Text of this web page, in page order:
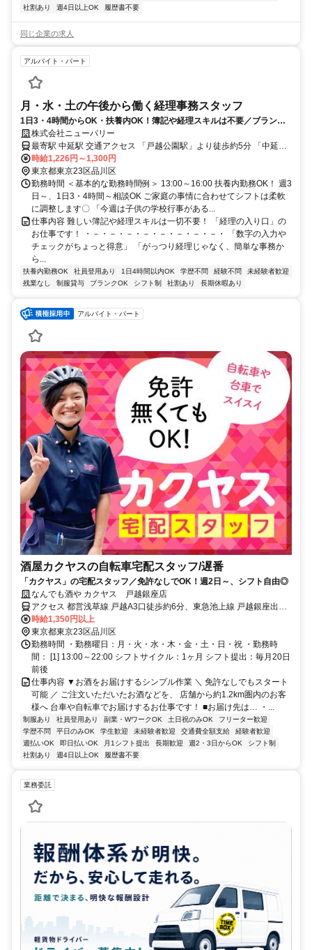
社割あり 週4日以上OK 履歴書不要
同じ企業の求人
アルバイト・パート
月・水・土の午後から働く経理事務スタッフ
1日3・4時間からOK・扶養内OK！簿記や経理スキルは不要／ブランク
がある方も丁寧な引き継ぎで安心スタート！
株式会社ニューパリー
最寄駅 中延駅 交通アクセス 「戸越公園駅」より徒歩約5分 「中延
駅」より徒歩約7分 「荏原中延駅」より徒歩約10分
時給1,226円～1,300円
東京都東京23区品川区
勤務時間 ＜基本的な勤務時間例＞ 13:00～16:00 扶養内勤務OK！ 週3
日～、1日3・4時間～相談OK ご家庭の事情に合わせてシフトは柔軟
に調整します〇 「今週は子供の学校行事がある...
仕事内容 難しい簿記や経理スキルは一切不要！ 「経理の入り口」の
お仕事です！ ・－・－・－・－・－・－・－・－・ 「数字の入力や
チェックがちょっと得意」 「がっつり経理じゃなく、簡単な事務か
ら...
扶養内勤務OK 社員登用あり 1日4時間以内OK 学歴不問 経験不問
未経験者歓迎
残業なし
制服貸与 ブランクOK シフト制 社割あり 長期休暇あり
アルバイト・パート
酒屋カクヤスの自転車宅配スタッフ/遅番
「カクヤス」の宅配スタッフ／免許なしでOK！週2日～、シフト自由◎
なんでも酒や カクヤス 戸越銀座店
アクセス 都営浅草線 戸越A3口徒歩約6分、東急池上線 戸越銀座出入
口2徒歩約8分、東急大井町線 戸越公園北口徒歩約10分 ※マイカー
（車・バイク）通勤不可
時給1,350円以上
東京都東京23区品川区
勤務時間 ・勤務曜日：月・火・水・木・金・土・日・祝 ・勤務時
間： [1] 13:00～22:00 シフトサイクル：1ヶ月 シフト提出：毎月20日
前後
仕事内容 ▼お酒をお届けするシンプル作業 ＼ 免許なしでもスタート
可能 ／ ご注文いただいたお酒などを、 店舗から約1.2km圏内のお客
様へ 台車や自転車でお届けするお仕事です！ ■お届け先は… ・...
制服あり 社員登用あり 副業・WワークOK 土日祝のみOK
フリーター歓迎
学歴不問
平日のみOK 学生歓迎 未経験者歓迎 交通費全額支給
経験者歓迎
週払いOK
即日払いOK 月1シフト提出 長期歓迎 週2・3日からOK
シフト制
社割あり
週4日以上OK 履歴書不要
業務委託